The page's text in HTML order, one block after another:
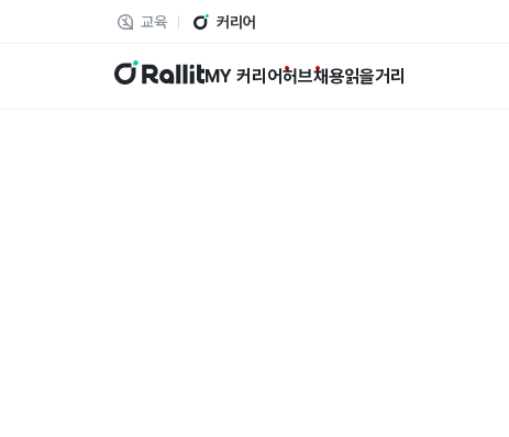
교육 커리어
랠릿 MY 커리어허브채용읽을거리